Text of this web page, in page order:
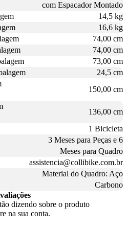
com Espacador Montado
14,5 kg
16,6 kg
74,00 cm
74,00 cm
73,00 cm
24,5 cm
150,00 cm
136,00 cm
1 Bicicleta
3 Meses para Peças e 6
Meses para Quadro
assistencia@collibike.com.br
Material do Quadro: Aço
Carbono
dizendo sobre o produto
na sua conta.